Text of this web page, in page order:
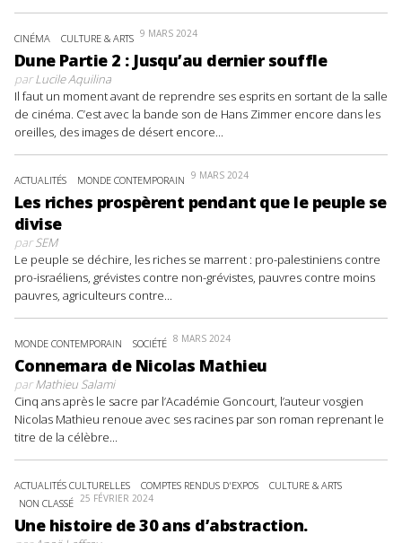
CINÉMA CULTURE & ARTS 9 MARS 2024
Dune Partie 2 : Jusqu’au dernier souffle
parLucile Aquilina
Il faut un moment avant de reprendre ses esprits en sortant de la salle
de cinéma. C’est avec la bande son de Hans Zimmer encore dans les
oreilles, des images de désert encore...
ACTUALITÉS MONDE CONTEMPORAIN 9 MARS 2024
Les riches prospèrent pendant que le peuple se
divise
parSEM
Le peuple se déchire, les riches se marrent : pro-palestiniens contre
pro-israéliens, grévistes contre non-grévistes, pauvres contre moins
pauvres, agriculteurs contre...
MONDE CONTEMPORAIN SOCIÉTÉ 8 MARS 2024
Connemara de Nicolas Mathieu
parMathieu Salami
Cinq ans après le sacre par l’Académie Goncourt, l’auteur vosgien
Nicolas Mathieu renoue avec ses racines par son roman reprenant le
titre de la célèbre...
ACTUALITÉS CULTURELLES COMPTES RENDUS D'EXPOS
CULTURE & ARTS
NON CLASSÉ 25 FÉVRIER 2024
Une histoire de 30 ans d’abstraction.